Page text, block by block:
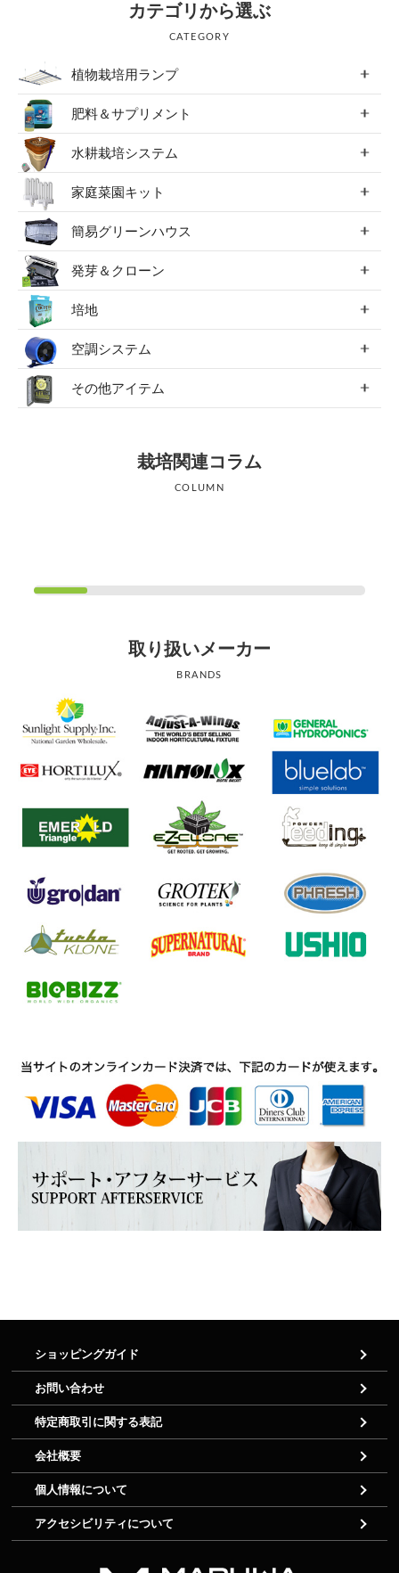
カテゴリから選ぶ
CATEGORY
植物栽培用ランプ
肥料＆サプリメント
水耕栽培システム
家庭菜園キット
簡易グリーンハウス
発芽＆クローン
培地
空調システム
その他アイテム
栽培関連コラム
COLUMN
取り扱いメーカー
BRANDS
ショッピングガイド
お問い合わせ
特定商取引に関する表記
会社概要
個人情報について
アクセシビリティについて